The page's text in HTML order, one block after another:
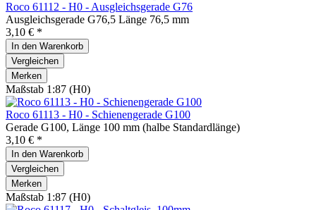
Roco 61112 - H0 - Ausgleichsgerade G76
Ausgleichsgerade G76,5 Länge 76,5 mm
3,10 € *
In den Warenkorb
Vergleichen
Merken
Maßstab 1:87 (H0)
Roco 61113 - H0 - Schienengerade G100
Gerade G100, Länge 100 mm (halbe Standardlänge)
3,10 € *
In den Warenkorb
Vergleichen
Merken
Maßstab 1:87 (H0)